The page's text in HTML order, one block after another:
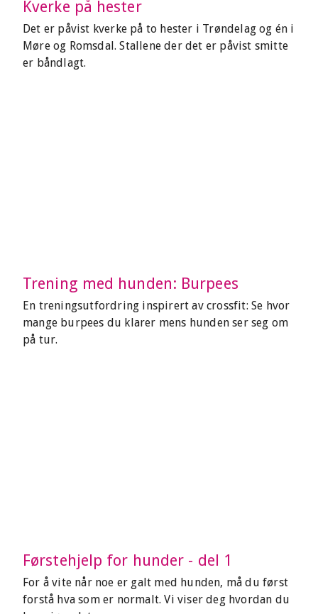
Kverke på hester
Det er påvist kverke på to hester i Trøndelag og én i
Møre og Romsdal. Stallene der det er påvist smitte
er båndlagt.
Trening med hunden: Burpees
En treningsutfordring inspirert av crossfit: Se hvor
mange burpees du klarer mens hunden ser seg om
på tur.
Førstehjelp for hunder - del 1
For å vite når noe er galt med hunden, må du først
forstå hva som er normalt. Vi viser deg hvordan du